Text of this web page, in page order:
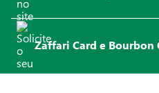
Zaffari Card e Bourbon